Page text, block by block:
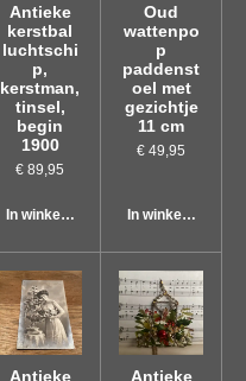
Antieke
kerstbal
luchtschi
p,
kerstman,
tinsel,
begin
1900
€ 89,95
In winkelwagen
Oud
wattenpo
p
paddenst
oel met
gezichtje
11 cm
€ 49,95
In winkelwagen
Antieke
Antieke